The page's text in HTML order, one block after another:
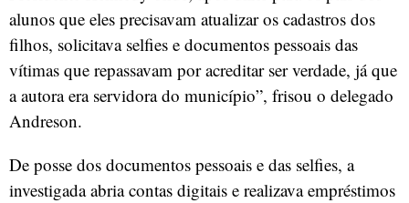
alunos que eles precisavam atualizar os cadastros dos
filhos, solicitava selfies e documentos pessoais das
vítimas que repassavam por acreditar ser verdade, já que
a autora era servidora do município”, frisou o delegado
Andreson.
De posse dos documentos pessoais e das selfies, a
investigada abria contas digitais e realizava empréstimos